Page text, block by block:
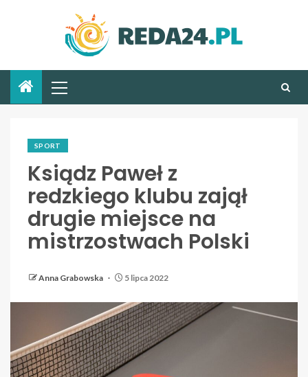
SPORT
Ksiądz Paweł z
redzkiego klubu zajął
drugie miejsce na
mistrzostwach Polski
Anna Grabowska 5 lipca 2022